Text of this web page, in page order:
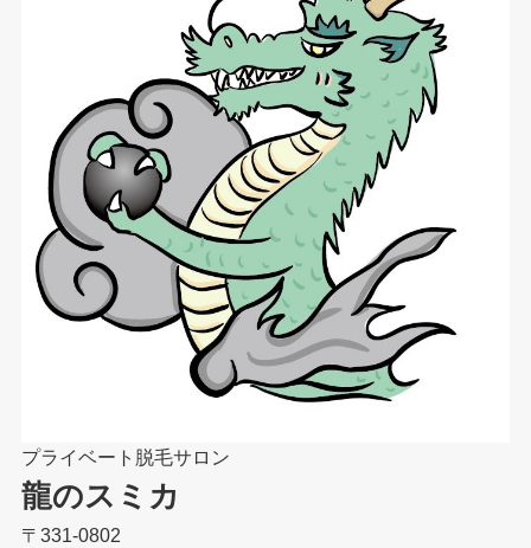
プライベート脱毛サロン
龍のスミカ
〒331-0802